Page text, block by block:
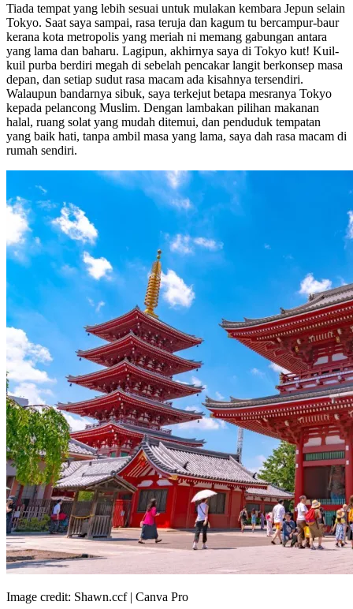
Tiada tempat yang lebih sesuai untuk mulakan kembara Jepun selain
Tokyo. Saat saya sampai, rasa teruja dan kagum tu bercampur-baur
kerana kota metropolis yang meriah ni memang gabungan antara
yang lama dan baharu. Lagipun, akhirnya saya di Tokyo kut! Kuil-
kuil purba berdiri megah di sebelah pencakar langit berkonsep masa
depan, dan setiap sudut rasa macam ada kisahnya tersendiri.
Walaupun bandarnya sibuk, saya terkejut betapa mesranya Tokyo
kepada pelancong Muslim. Dengan lambakan pilihan makanan
halal, ruang solat yang mudah ditemui, dan penduduk tempatan
yang baik hati, tanpa ambil masa yang lama, saya dah rasa macam di
rumah sendiri.
Image credit: Shawn.ccf | Canva Pro